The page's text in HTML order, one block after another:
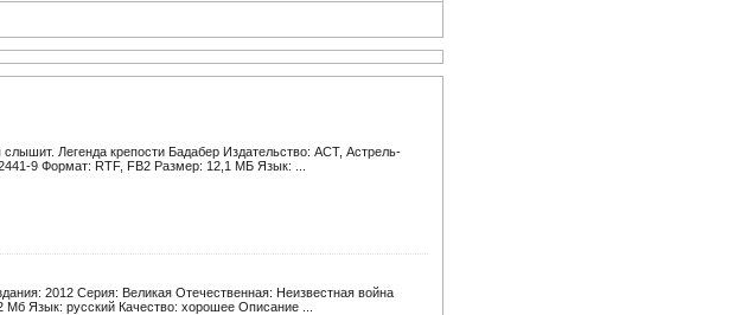
Легенда крепости Бадабер Издательство: АСТ, Астрель-
9 Формат: RTF, FB2 Размер: 12,1 МБ Язык: ...
2012 Серия: Великая Отечественная: Неизвестная война
Язык: русский Качество: хорошее Описание ...